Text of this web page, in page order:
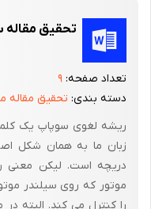
سپس کپه های ثابت
می بندند .
توجه : اغلب روی کپه های
بستن باید دقت شود که
نیز جابجا نشده باشد .
تحقیق
تعداد صفحه: ۹
دسته بندی: تحقیق مقاله
زبان ما به همان شکل
دریچه است. لیکن معنی
موتور که روی سیلندر
را کنترل می کند. البته